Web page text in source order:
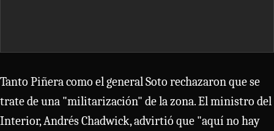
Tanto Piñera como el general Soto rechazaron que se
trate de una "militarización" de la zona. El ministro del
Interior, Andrés Chadwick, advirtió que "aquí no hay